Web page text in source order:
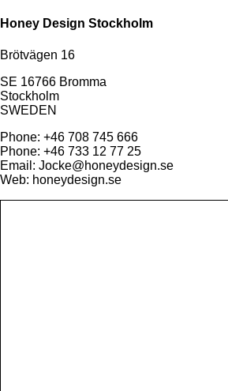
Honey Design Stockholm
Brötvägen 16
SE 16766 Bromma
Stockholm
SWEDEN
Phone: +46 708 745 666
Phone: +46 733 12 77 25
Email: Jocke@honeydesign.se
Web: honeydesign.se